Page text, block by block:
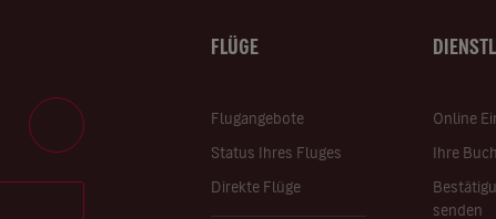
FLÜGE
Flugangebote
Status Ihres Fluges
Direkte Flüge
Online
Ihre
senden